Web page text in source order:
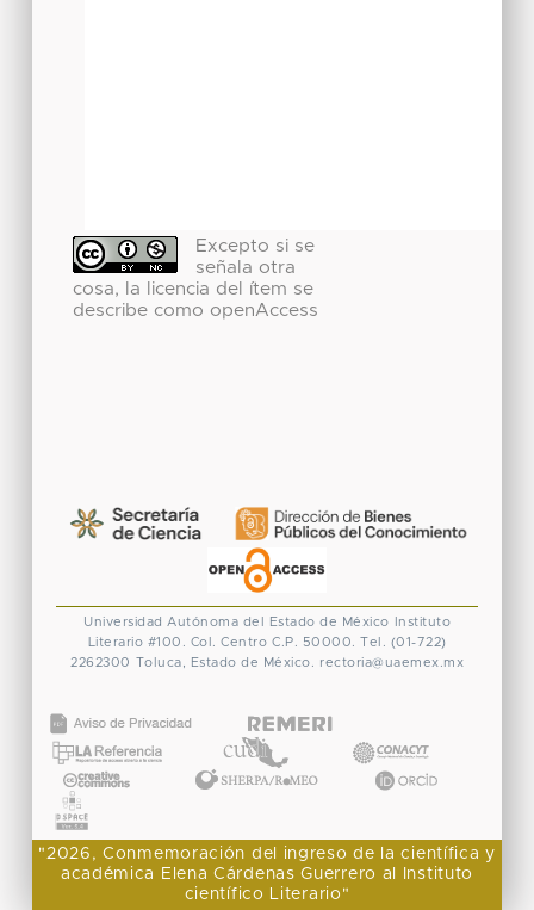
Excepto si se
señala otra
cosa, la licencia del ítem se
describe como openAccess
Universidad Autónoma del Estado de México
Instituto
Literario #100. Col. Centro C.P. 50000. Tel. (01-722)
2262300 Toluca, Estado de México. rectoria@uaemex.mx
"2026, Conmemoración del ingreso de la científica y
académica Elena Cárdenas Guerrero al Instituto
científico Literario"